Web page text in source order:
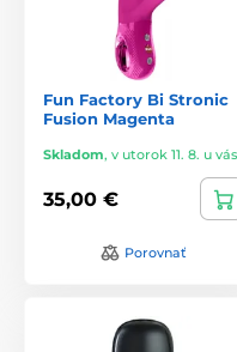
Fun Factory Bi Stronic
Fusion Magenta
Skladom, v utorok 11. 8. u vás
35,00 €
Porovnať